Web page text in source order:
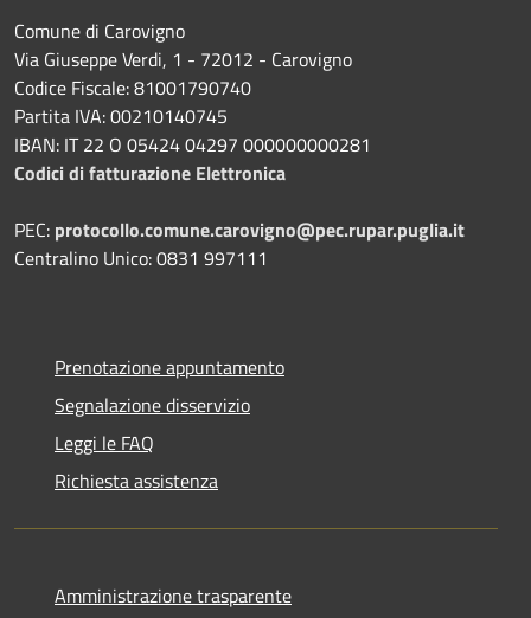
Comune di Carovigno
Via Giuseppe Verdi, 1 - 72012 - Carovigno
Codice Fiscale: 81001790740
Partita IVA: 00210140745
IBAN: IT 22 O 05424 04297 000000000281
Codici di fatturazione Elettronica
PEC: protocollo.comune.carovigno@pec.rupar.puglia.it
Centralino Unico: 0831 997111
Prenotazione appuntamento
Segnalazione disservizio
Leggi le FAQ
Richiesta assistenza
Amministrazione trasparente